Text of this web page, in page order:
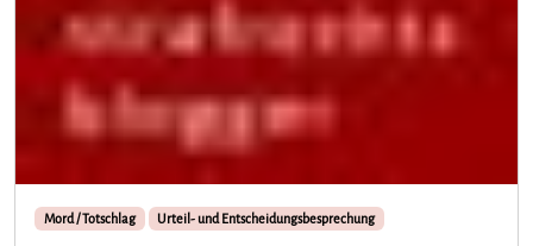
Mord / Totschlag Urteil- und Entscheidungsbesprechung